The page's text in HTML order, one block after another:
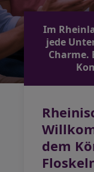
Im
jede
Charme.
dem